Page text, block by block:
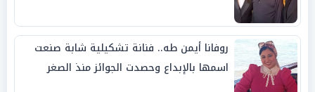
روفانا أيمن طه.. فنانة تشكيلية شابة صنعت
اسمها بالإبداع وحصدت الجوائز منذ الصغر